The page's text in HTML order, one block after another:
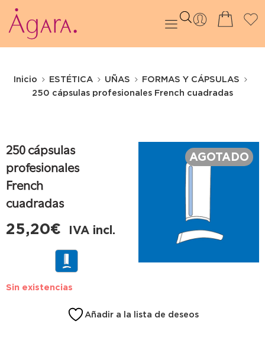
Inicio ESTÉTICA UÑAS
FORMAS Y CÁPSULAS
250 cápsulas profesionales French cuadradas
250 cápsulas
profesionales
French
cuadradas
25,20€ IVA incl.
AGOTADO
Sin existencias
Añadir a la lista de deseos